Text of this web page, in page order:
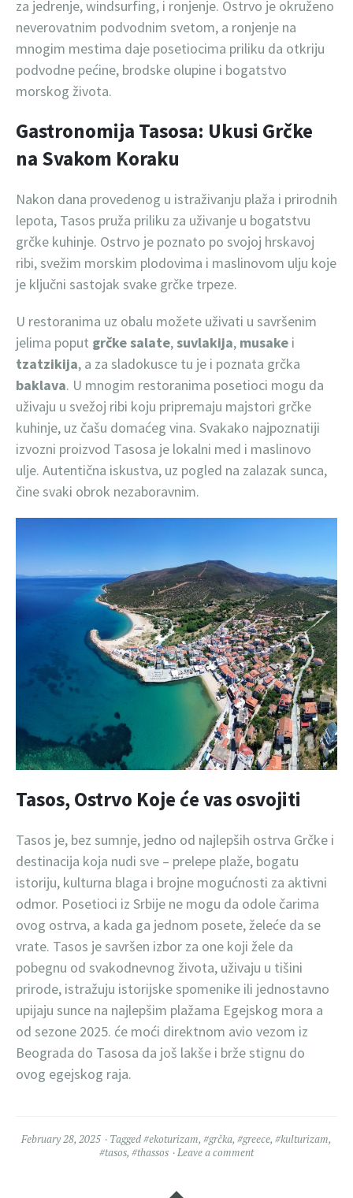
za jedrenje, windsurfing, i ronjenje. Ostrvo je okruženo
neverovatnim podvodnim svetom, a ronjenje na
mnogim mestima daje posetiocima priliku da otkriju
podvodne pećine, brodske olupine i bogatstvo
morskog života.
Gastronomija Tasosa: Ukusi Grčke
na Svakom Koraku
Nakon dana provedenog u istraživanju plaža i prirodnih
lepota, Tasos pruža priliku za uživanje u bogatstvu
grčke kuhinje. Ostrvo je poznato po svojoj hrskavoj
ribi, svežim morskim plodovima i maslinovom ulju koje
je ključni sastojak svake grčke trpeze.
U restoranima uz obalu možete uživati u savršenim
jelima poput grčke salate,suvlakija, musake i
tzatzikija, a za sladokusce tu je i poznata grčka
baklava. U mnogim restoranima posetioci mogu da
uživaju u svežoj ribi koju pripremaju majstori grčke
kuhinje, uz čašu domaćeg vina. Svakako najpoznatiji
izvozni proizvod Tasosa je lokalni med i maslinovo
ulje. Autentična iskustva, uz pogled na zalazak sunca,
čine svaki obrok nezaboravnim.
Tasos, Ostrvo Koje će vas osvojiti
Tasos je, bez sumnje, jedno od najlepših ostrva Grčke i
destinacija koja nudi sve – prelepe plaže, bogatu
istoriju, kulturna blaga i brojne mogućnosti za aktivni
odmor. Posetioci iz Srbije ne mogu da odole čarima
ovog ostrva, a kada ga jednom posete, želeće da se
vrate. Tasos je savršen izbor za one koji žele da
pobegnu od svakodnevnog života, uživaju u tišini
prirode, istražuju istorijske spomenike ili jednostavno
upijaju sunce na najlepšim plažama Egejskog mora a
od sezone 2025. će moći direktnom avio vezom iz
Beograda do Tasosa da još lakše i brže stignu do
ovog egejskog raja.
February 28, 2025 Tagged#ekoturizam, #grčka, #greece, #kulturizam,
#tasos, #thassos Leave a comment